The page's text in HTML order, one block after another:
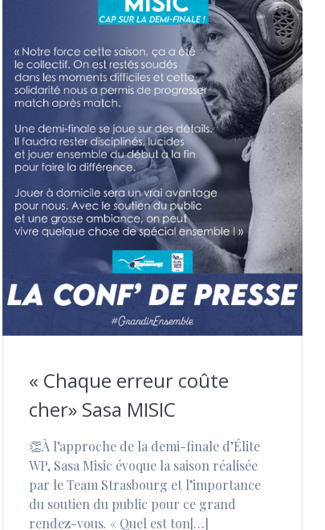
« Chaque erreur coûte
cher» Sasa MISIC
👏À l’approche de la demi-finale d’Élite
WP, Sasa Misic évoque la saison réalisée
par le Team Strasbourg et l’importance
du soutien du public pour ce grand
rendez-vous. « Quel est ton[…]